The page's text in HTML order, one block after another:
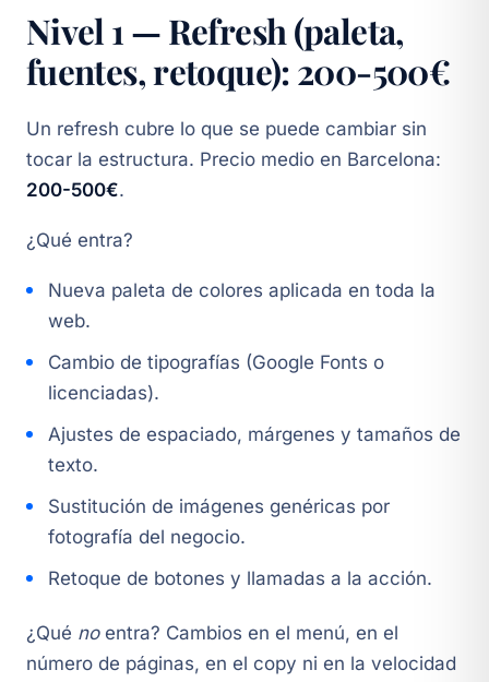
Nivel 1 — Refresh (paleta,
fuentes, retoque): 200-500€
Un refresh cubre lo que se puede cambiar sin
tocar la estructura. Precio medio en Barcelona:
200-500€.
¿Qué entra?
Nueva paleta de colores aplicada en toda la
web.
Cambio de tipografías (Google Fonts o
licenciadas).
Ajustes de espaciado, márgenes y tamaños de
texto.
Sustitución de imágenes genéricas por
fotografía del negocio.
Retoque de botones y llamadas a la acción.
¿Qué noentra? Cambios en el menú, en el
número de páginas, en el copy ni en la velocidad